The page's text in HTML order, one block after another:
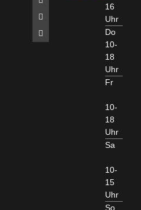
16
Uhr
Do
10-
18
Uhr
Fr
10-
18
Uhr
Sa
10-
15
Uhr
So